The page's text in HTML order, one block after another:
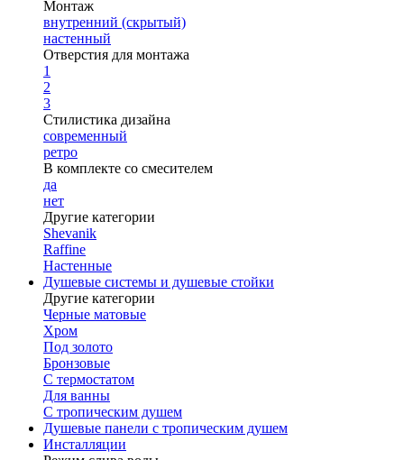
Монтаж
внутренний (скрытый)
настенный
Отверстия для монтажа
1
2
3
Стилистика дизайна
современный
ретро
В комплекте со смесителем
да
нет
Другие категории
Shevanik
Raffine
Настенные
Душевые системы и душевые стойки
Другие категории
Черные матовые
Хром
Под золото
Бронзовые
С термостатом
Для ванны
С тропическим душем
Душевые панели с тропическим душем
Инсталляции